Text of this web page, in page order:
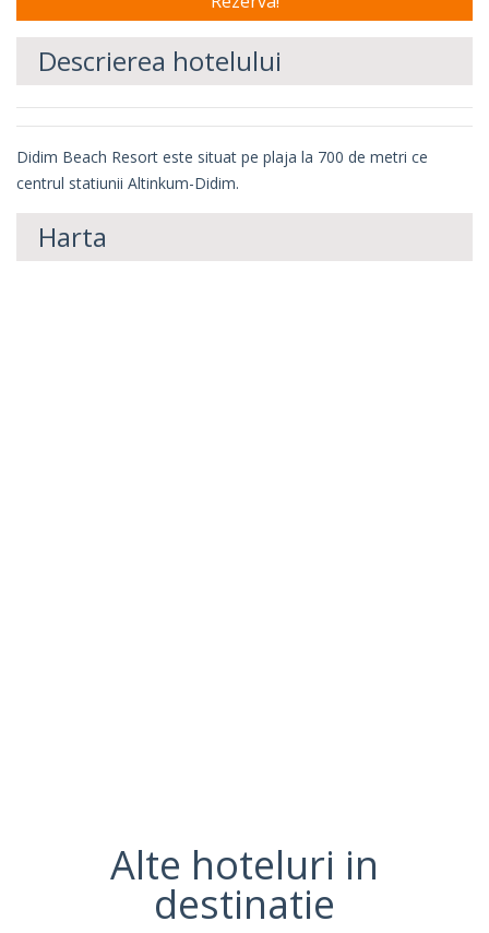
Descrierea hotelului
Didim Beach Resort este situat pe plaja la 700 de metri ce
centrul statiunii Altinkum-Didim.
Harta
Alte hoteluri in
destinatie